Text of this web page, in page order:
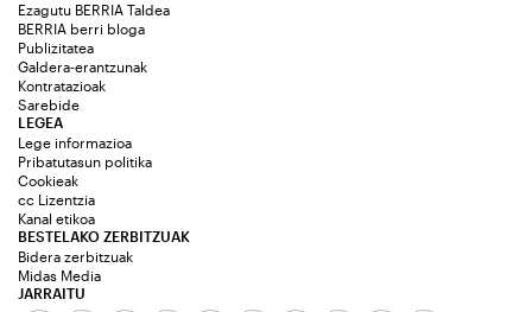
Ezagutu BERRIA Taldea
BERRIA berri bloga
Publizitatea
Galdera-erantzunak
Kontratazioak
Sarebide
JARRAITU
LEGEA
Lege informazioa
Pribatutasun politika
Cookieak
cc Lizentzia
Kanal etikoa
BESTELAKO ZERBITZUAK
Bidera zerbitzuak
Midas Media